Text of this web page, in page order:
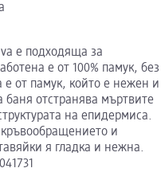
е подходяща за
е от 100% памук, без
от памук, който е нежен и
отстранява мъртвите
на епидермиса.
кръвообращението и
я гладка и нежна.